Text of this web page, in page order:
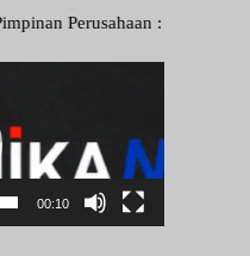
: Deni Arief
00:10